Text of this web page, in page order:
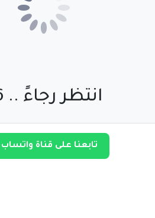
انتظر رجاءً .. 55
تابعنا على قناة